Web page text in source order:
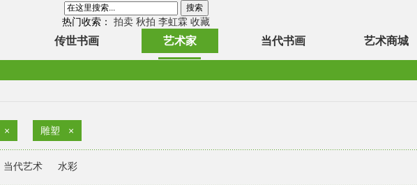
热门收索： 拍卖 秋拍 李虹霖 收藏
传世书画 艺术家 当代书画 艺术商城
× 雕塑 ×
当代艺术 水彩